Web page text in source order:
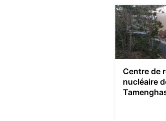
Centre de
nucléaire